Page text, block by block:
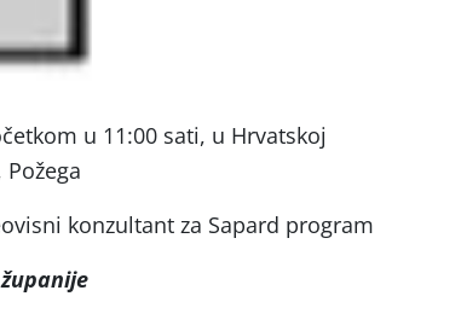
u 11:00 sati, u Hrvatskoj
konzultant za Sapard program